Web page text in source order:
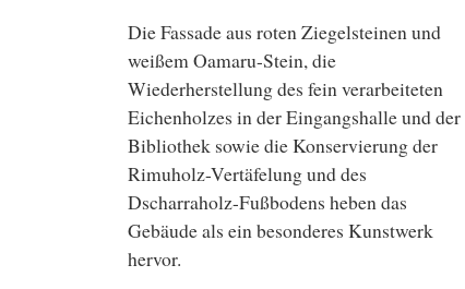
Die Fassade aus roten Ziegelsteinen und
weißem Oamaru-Stein, die
Wiederherstellung des fein verarbeiteten
Eichenholzes in der Eingangshalle und der
Bibliothek sowie die Konservierung der
Rimuholz-Vertäfelung und des
Dscharraholz-Fußbodens heben das
Gebäude als ein besonderes Kunstwerk
hervor.